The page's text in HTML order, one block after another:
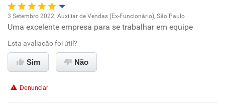
Recomenda esta empresa
Oportunidade de promoção
Ambiente de trabalho
Benefícios
3 Setembro 2022. Auxiliar de Vendas (Ex-Funcionário), São Paulo
Uma excelente empresa para se trabalhar em equipe
Esta avaliação foi útil?
Sim Não
Denunciar